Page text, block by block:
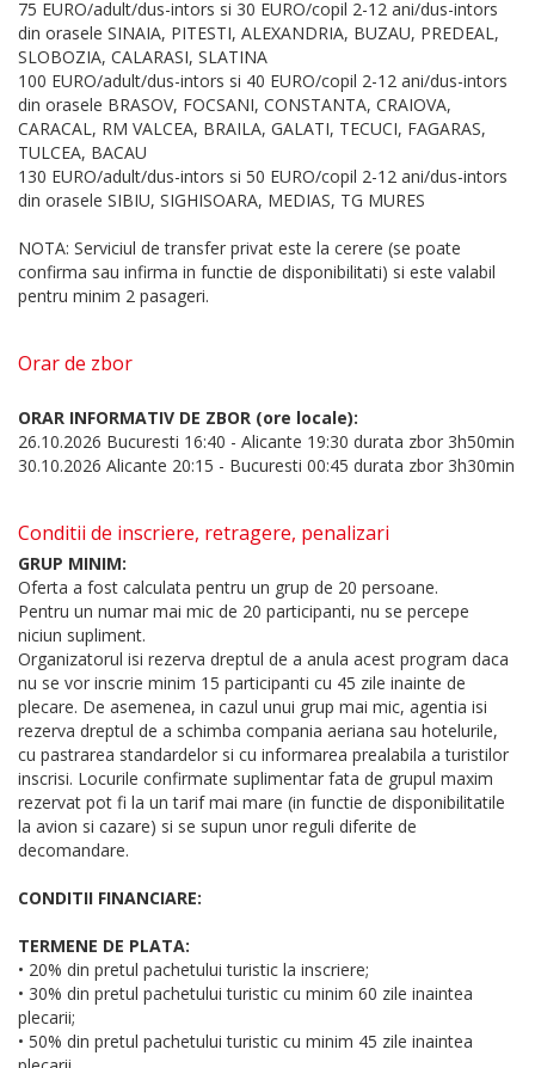
75 EURO/adult/dus-intors si 30 EURO/copil 2-12 ani/dus-intors
din orasele SINAIA, PITESTI, ALEXANDRIA, BUZAU, PREDEAL,
SLOBOZIA, CALARASI, SLATINA
100 EURO/adult/dus-intors si 40 EURO/copil 2-12 ani/dus-intors
din orasele BRASOV, FOCSANI, CONSTANTA, CRAIOVA,
CARACAL, RM VALCEA, BRAILA, GALATI, TECUCI, FAGARAS,
TULCEA, BACAU
130 EURO/adult/dus-intors si 50 EURO/copil 2-12 ani/dus-intors
din orasele SIBIU, SIGHISOARA, MEDIAS, TG MURES
NOTA: Serviciul de transfer privat este la cerere (se poate
confirma sau infirma in functie de disponibilitati) si este valabil
pentru minim 2 pasageri.
Orar de zbor
ORAR INFORMATIV DE ZBOR (ore locale):
26.10.2026 Bucuresti 16:40 - Alicante 19:30 durata zbor 3h50min
30.10.2026 Alicante 20:15 - Bucuresti 00:45 durata zbor 3h30min
Conditii de inscriere, retragere, penalizari
GRUP MINIM:
Oferta a fost calculata pentru un grup de 20 persoane.
Pentru un numar mai mic de 20 participanti, nu se percepe
niciun supliment.
Organizatorul isi rezerva dreptul de a anula acest program daca
nu se vor inscrie minim 15 participanti cu 45 zile inainte de
plecare. De asemenea, in cazul unui grup mai mic, agentia isi
rezerva dreptul de a schimba compania aeriana sau hotelurile,
cu pastrarea standardelor si cu informarea prealabila a turistilor
inscrisi. Locurile confirmate suplimentar fata de grupul maxim
rezervat pot fi la un tarif mai mare (in functie de disponibilitatile
la avion si cazare) si se supun unor reguli diferite de
decomandare.
CONDITII FINANCIARE:
TERMENE DE PLATA:
• 20% din pretul pachetului turistic la inscriere;
• 30% din pretul pachetului turistic cu minim 60 zile inaintea
plecarii;
• 50% din pretul pachetului turistic cu minim 45 zile inaintea